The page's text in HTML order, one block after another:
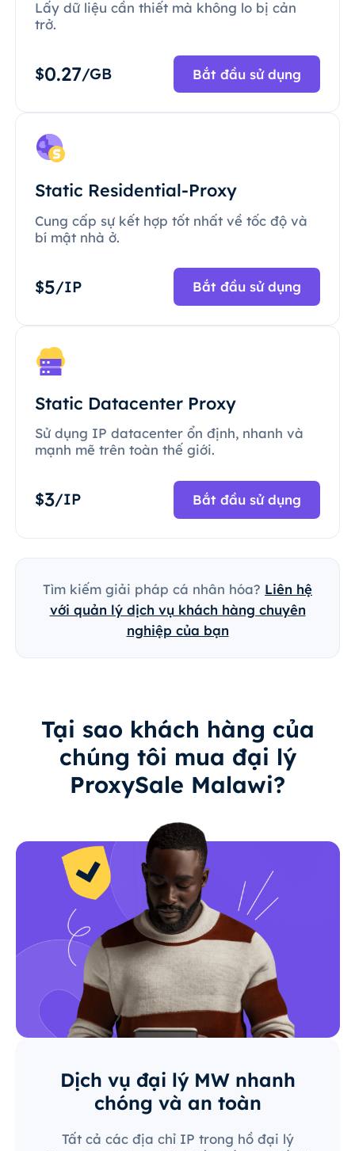
Lấy dữ liệu cần thiết mà không lo bị cản
trở.
$0.27/GB Bắt đầu sử dụng
Static Residential-Proxy
Cung cấp sự kết hợp tốt nhất về tốc độ và
bí mật nhà ở.
$5/IP Bắt đầu sử dụng
Static Datacenter Proxy
Sử dụng IP datacenter ổn định, nhanh và
mạnh mẽ trên toàn thế giới.
$3/IP Bắt đầu sử dụng
Tìm kiếm giải pháp cá nhân hóa? Liên hệ
với quản lý dịch vụ khách hàng chuyên
nghiệp của bạn
Tại sao khách hàng của
chúng tôi mua đại lý
ProxySale Malawi?
Dịch vụ đại lý MW nhanh
chóng và an toàn
Tất cả các địa chỉ IP trong hồ đại lý